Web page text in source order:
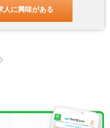
人に興味がある